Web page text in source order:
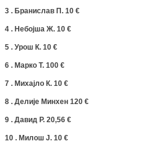
3 . Бранислав П. 10 €
4 . Небојша Ж. 10 €
5 . Урош К. 10 €
6 . Марко Т. 100 €
7 . Михајло К. 10 €
8 . Делије Минхен 120 €
9 . Давид Р. 20,56 €
10 . Милош Ј. 10 €